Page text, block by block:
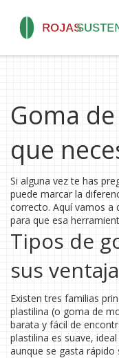
Goma
que
Si alguna vez te has
puede marcar la
correcto. Aquí vamos a
para que esa
Tipos de
sus
Existen tres familias
plastilina (o goma de
barata y fácil de
plastilina es suave,
aunque se gasta rápido